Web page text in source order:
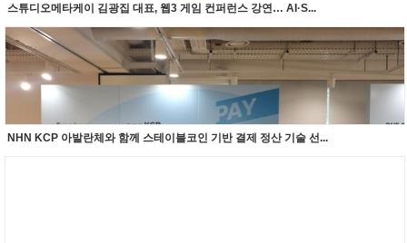
스튜디오메타케이 김광집 대표, 웹3 게임 컨퍼런스 강연… AI·S...
NHN KCP 아발란체와 함께 스테이블코인 기반 결제 정산 기술 선...